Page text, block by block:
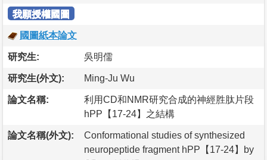
我願授權國圖
國圖紙本論文
研究生: 吳明儒
研究生(外文): Ming-Ju Wu
論文名稱:
利用CD和NMR研究合成的神經胜肽片段
hPP【17-24】之結構
論文名稱(外文):
Conformational studies of synthesized
neuropeptide fragment hPP【17-24】by